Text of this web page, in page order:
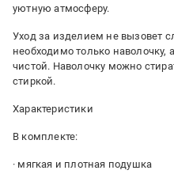
уютную атмосферу.
Уход за изделием не вызовет
необходимо только наволочку,
чистой. Наволочку можно
стиркой.
Характеристики
В комплекте:
· мягкая и плотная подушка